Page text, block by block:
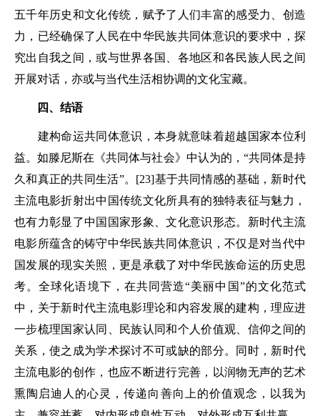
五千年历史和文化传统，赋予了人们丰富的感受力、创造
力，已经确保了人民在中华民族共同体意识的要求中，探
究出自我之间，或与世界各国、各地区和各民族人民之间
开展对话，亦或与当代生活相协调的文化宝藏。
四、结语
建构命运共同体意识，本身就意味着超越国家本位利
益。如滕尼斯在《共同体与社会》中认为的，“共同体是持
久和真正的共同生活”。[23]基于共同情感的基础，新时代
主流电影折射出中国传统文化所具有的独特表征与魅力，
也有力彰显了中国国家形象、文化意识形态。新时代主流
电影所蕴含的铸守中华民族共同体意识，不仅是对当代中
国发展的现实关照，更是承载了对中华民族命运的历史思
考。全球化语境下，在共同营造“美丽中国”的文化范式
中，关于新时代主流电影理论和内容发展的建构，理应进
一步梳理国家认同、民族认同和个人价值观、信仰之间的
关系，使之成为学术探讨不可或缺的部分。同时，新时代
主流电影的创作，也应不断进行完善，以润物无声的艺术
熏陶启迪人的心灵，传递向善向上的价值观念，以我为